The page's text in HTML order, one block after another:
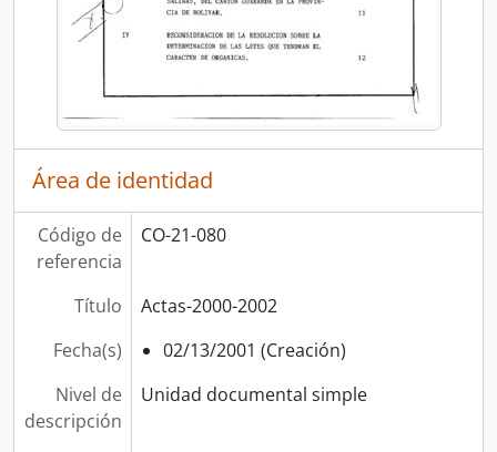
Área de identidad
Código de
referencia
CO-21-080
Título
Actas-2000-2002
Fecha(s)
02/13/2001 (Creación)
Nivel de
descripción
Unidad documental simple